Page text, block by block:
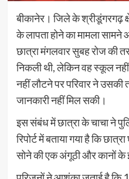
बीकानेर। जिले के श्रीडूंगरगढ़
के लापता होने का मामला
छात्रा मंगलवार सुबह रोज की
निकली थी, लेकिन वह स्कूल
नहीं लौटने पर परिवार ने
जानकारी नहीं मिल सकी।
इस संबंध में छात्रा के चाचा ने
रिपोर्ट में बताया गया है कि
सोने की एक अंगूठी और कानों के